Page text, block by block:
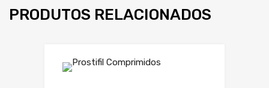
PRODUTOS RELACIONADOS